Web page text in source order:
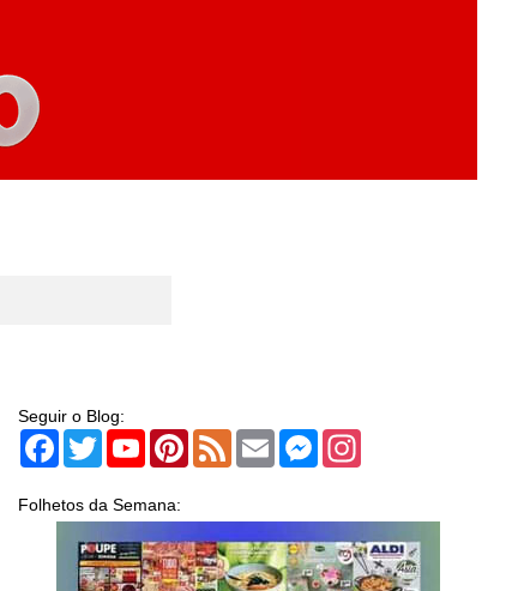
Seguir o Blog:
Facebook
TwitterYouTubePinterest
Feed Email Messenger
Folhetos da Semana: